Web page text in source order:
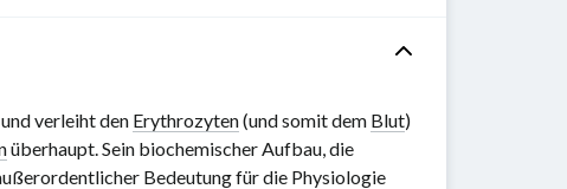
und verleiht den Erythrozyten(und somit dem Blut)
überhaupt. Sein biochemischer Aufbau, die
Bedeutung für die Physiologie